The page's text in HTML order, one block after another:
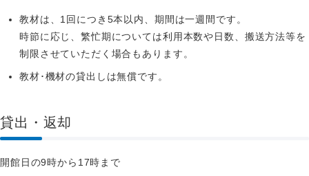
教材は、1回につき5本以内、期間は一週間です。
時節に応じ、繁忙期については利用本数や日数、搬送方法等を
制限させていただく場合もあります。
教材･機材の貸出しは無償です。
貸出・返却
開館日の9時から17時まで